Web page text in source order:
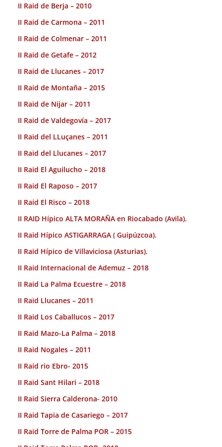
II Raid de Berja – 2010
II Raid de Carmona – 2011
II Raid de Colmenar – 2011
II Raid de Getafe – 2012
II Raid de Llucanes – 2017
II Raid de Montaña – 2015
II Raid de Nijar – 2011
II Raid de Valdegovía – 2017
II Raid del LLuçanes – 2011
II Raid del Llucanes – 2017
II Raid El Aguilucho – 2018
II Raid El Raposo – 2017
II Raid El Risco – 2018
II RAID Hípico ALTA MORAÑA en Riocabado (Avila).
II Raid Hípico ASTIGARRAGA ( Guipúzcoa).
II Raid Hípico de Villaviciosa (Asturias).
II Raid Internacional de Ademuz – 2018
II Raid La Palma Ecuestre – 2018
II Raid Llucanes – 2011
II Raid Los Caballucos – 2017
II Raid Mazo-La Palma – 2018
II Raid Nogales – 2011
II Raid rio Ebro- 2015
II Raid Sant Hilari – 2018
II Raid Sierra Calderona- 2010
II Raid Tapia de Casariego – 2017
II Raid Torre de Palma POR – 2015